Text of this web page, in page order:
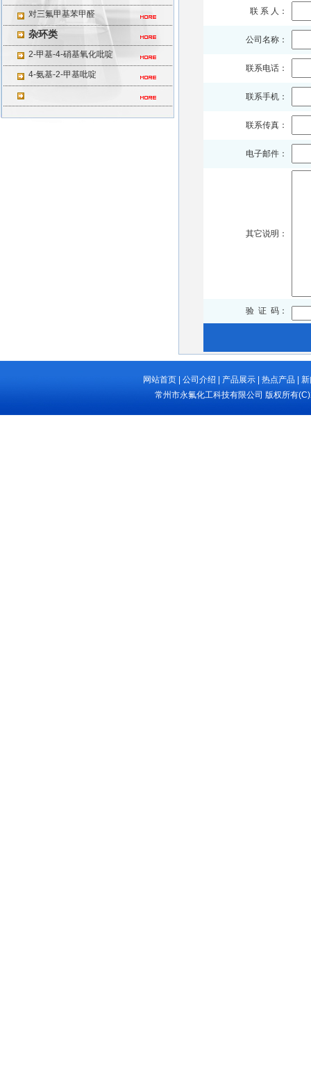
对三氟甲基苯甲醛
杂环类
2-甲基-4-硝基氧化吡啶
4-氨基-2-甲基吡啶
联 系 人：
公司名称：
联系电话：
联系手机：
联系传真：
电子邮件：
其它说明：
验 证 码：
网站首页| 公司介绍 产品展示| 热点产品| 新
常州市永氟化工科技有限公司 版权所有